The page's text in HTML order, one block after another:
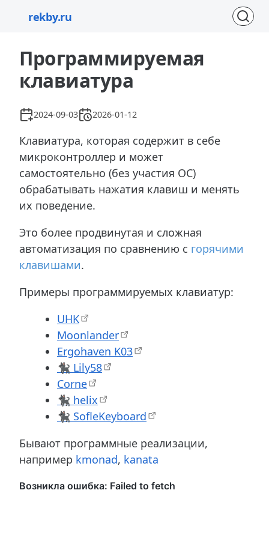
rekby.ru
Программируемая
клавиатура
2024-09-03 2026-01-12
Клавиатура, которая содержит в себе
микроконтроллер и может
самостоятельно (без участия ОС)
обрабатывать нажатия клавиш и менять
их поведение.
Это более продвинутая и сложная
автоматизация по сравнению с горячими
клавишами.
Примеры программируемых клавиатур:
UHK
Moonlander
Ergohaven K03
🐈‍⬛ Lily58
Corne
🐈‍⬛ helix
🐈‍⬛ SofleKeyboard
Бывают программные реализации,
например kmonad, kanata